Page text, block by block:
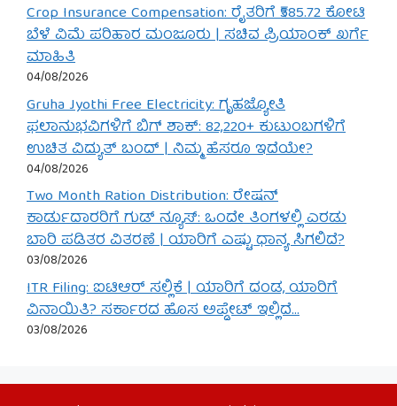
Crop Insurance Compensation: ರೈತರಿಗೆ ₹585.72 ಕೋಟಿ
ಬೆಳೆ ವಿಮೆ ಪರಿಹಾರ ಮಂಜೂರು | ಸಚಿವ ಪ್ರಿಯಾಂಕ್ ಖರ್ಗೆ
ಮಾಹಿತಿ
04/08/2026
Gruha Jyothi Free Electricity: ಗೃಹಜ್ಯೋತಿ
ಫಲಾನುಭವಿಗಳಿಗೆ ಬಿಗ್ ಶಾಕ್: 82,220+ ಕುಟುಂಬಗಳಿಗೆ
ಉಚಿತ ವಿದ್ಯುತ್ ಬಂದ್ | ನಿಮ್ಮ ಹೆಸರೂ ಇದೆಯೇ?
04/08/2026
Two Month Ration Distribution: ರೇಷನ್
ಕಾರ್ಡುದಾರರಿಗೆ ಗುಡ್ ನ್ಯೂಸ್: ಒಂದೇ ತಿಂಗಳಲ್ಲಿ ಎರಡು
ಬಾರಿ ಪಡಿತರ ವಿತರಣೆ | ಯಾರಿಗೆ ಎಷ್ಟು ಧಾನ್ಯ ಸಿಗಲಿದೆ?
03/08/2026
ITR Filing: ಐಟಿಆರ್ ಸಲ್ಲಿಕೆ | ಯಾರಿಗೆ ದಂಡ, ಯಾರಿಗೆ
ವಿನಾಯಿತಿ? ಸರ್ಕಾರದ ಹೊಸ ಅಪ್ಡೇಟ್ ಇಲ್ಲಿದೆ…
03/08/2026